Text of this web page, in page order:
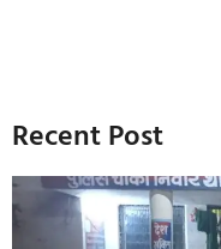
Recent Post